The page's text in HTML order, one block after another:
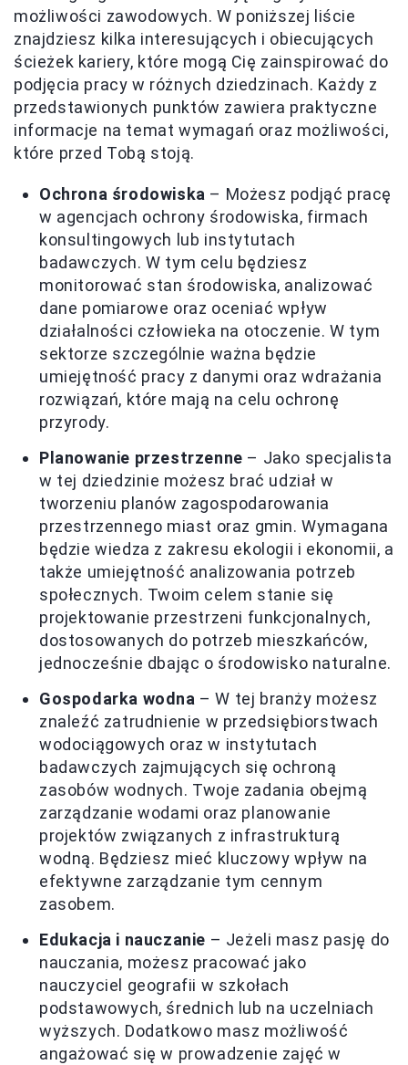
możliwości zawodowych. W poniższej liście
znajdziesz kilka interesujących i obiecujących
ścieżek kariery, które mogą Cię zainspirować do
podjęcia pracy w różnych dziedzinach. Każdy z
przedstawionych punktów zawiera praktyczne
informacje na temat wymagań oraz możliwości,
które przed Tobą stoją.
Ochrona środowiska – Możesz podjąć pracę
w agencjach ochrony środowiska, firmach
konsultingowych lub instytutach
badawczych. W tym celu będziesz
monitorować stan środowiska, analizować
dane pomiarowe oraz oceniać wpływ
działalności człowieka na otoczenie. W tym
sektorze szczególnie ważna będzie
umiejętność pracy z danymi oraz wdrażania
rozwiązań, które mają na celu ochronę
przyrody.
Planowanie przestrzenne – Jako specjalista
w tej dziedzinie możesz brać udział w
tworzeniu planów zagospodarowania
przestrzennego miast oraz gmin. Wymagana
będzie wiedza z zakresu ekologii i ekonomii, a
także umiejętność analizowania potrzeb
społecznych. Twoim celem stanie się
projektowanie przestrzeni funkcjonalnych,
dostosowanych do potrzeb mieszkańców,
jednocześnie dbając o środowisko naturalne.
Gospodarka wodna – W tej branży możesz
znaleźć zatrudnienie w przedsiębiorstwach
wodociągowych oraz w instytutach
badawczych zajmujących się ochroną
zasobów wodnych. Twoje zadania obejmą
zarządzanie wodami oraz planowanie
projektów związanych z infrastrukturą
wodną. Będziesz mieć kluczowy wpływ na
efektywne zarządzanie tym cennym
zasobem.
Edukacja i nauczanie – Jeżeli masz pasję do
nauczania, możesz pracować jako
nauczyciel geografii w szkołach
podstawowych, średnich lub na uczelniach
wyższych. Dodatkowo masz możliwość
angażować się w prowadzenie zajęć w